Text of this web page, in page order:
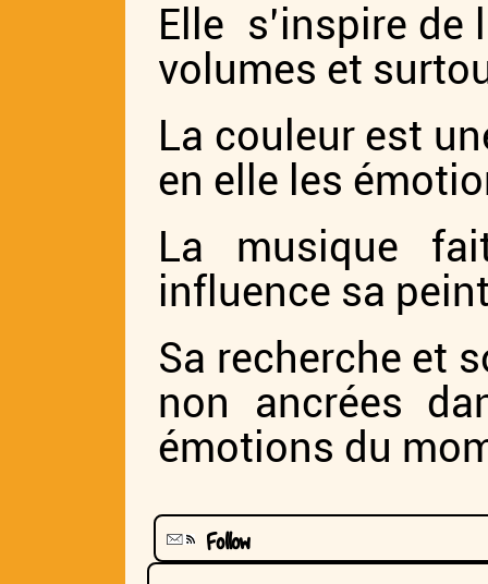
Elle s’inspire de
volumes et
La couleur est
en elle les
La musique
influence sa
Sa recherche et
non ancrées
émotions du
Follow